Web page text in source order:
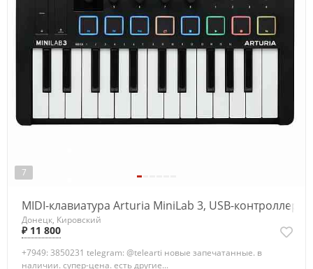
7
MIDI-клавиатура Arturia MiniLab 3, USB-контроллер
Донецк, Кировский
₽ 11 800
+7949: 3850231 telegram: @telearti новые запечатанные. в
наличии. супер-цена. есть другие...